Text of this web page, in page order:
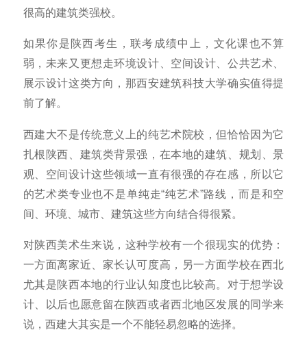
很高的建筑类强校。
如果你是陕西考生，联考成绩中上，文化课也不算
弱，未来又更想走环境设计、空间设计、公共艺术、
展示设计这类方向，那西安建筑科技大学确实值得提
前了解。
西建大不是传统意义上的纯艺术院校，但恰恰因为它
扎根陕西、建筑类背景强，在本地的建筑、规划、景
观、空间设计这些领域一直有很强的存在感，所以它
的艺术类专业也不是单纯走“纯艺术”路线，而是和空
间、环境、城市、建筑这些方向结合得很紧。
对陕西美术生来说，这种学校有一个很现实的优势：
一方面离家近、家长认可度高，另一方面学校在西北
尤其是陕西本地的行业认知度也比较高。对于想学设
计、以后也愿意留在陕西或者西北地区发展的同学来
说，西建大其实是一个不能轻易忽略的选择。